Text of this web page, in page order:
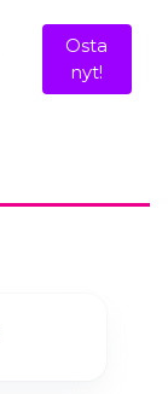
Osta
nyt!